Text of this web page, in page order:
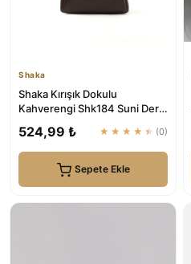
Shaka
Shaka Kırışık Dokulu
Kahverengi Shk184 Suni Deri
524,99 ₺ ★★★★★ (0)
Sepete Ekle